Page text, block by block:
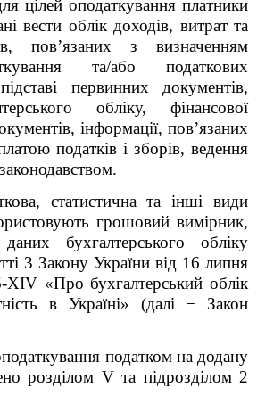
цілей оподаткування платники
вести облік доходів, витрат та
пов’язаних з визначенням
та/або податкових
первинних документів,
обліку, фінансової
інформації, пов’язаних
податків і зборів, ведення
статистична та інші види
грошовий вимірник,
бухгалтерського обліку
3 Закону України від 16 липня
«Про бухгалтерський облік
в Україні» (далі − Закон
податком на додану
розділом V та підрозділом 2